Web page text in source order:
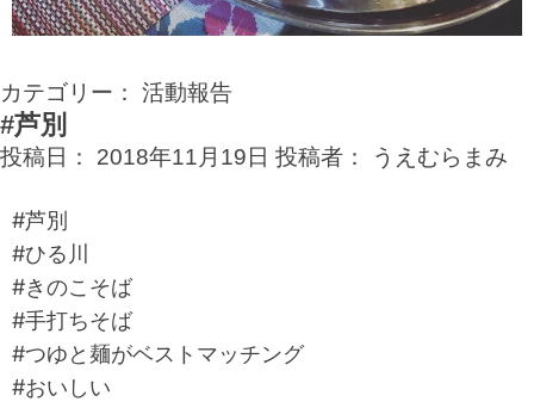
カテゴリー： 活動報告
#芦別
投稿日： 2018年11月19日 投稿者： うえむらまみ
#芦別
#ひる川
#きのこそば
#手打ちそば
#つゆと麺がベストマッチング
#おいしい